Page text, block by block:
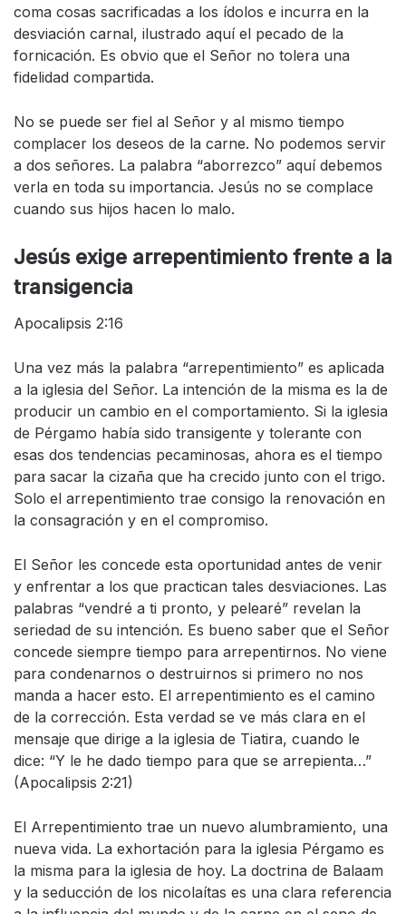
coma cosas sacrificadas a los ídolos e incurra en la
desviación carnal, ilustrado aquí el pecado de la
fornicación. Es obvio que el Señor no tolera una
fidelidad compartida.
No se puede ser fiel al Señor y al mismo tiempo
complacer los deseos de la carne. No podemos servir
a dos señores. La palabra “aborrezco” aquí debemos
verla en toda su importancia. Jesús no se complace
cuando sus hijos hacen lo malo.
Jesús exige arrepentimiento frente a la
transigencia
Apocalipsis 2:16
Una vez más la palabra “arrepentimiento” es aplicada
a la iglesia del Señor. La intención de la misma es la de
producir un cambio en el comportamiento. Si la iglesia
de Pérgamo había sido transigente y tolerante con
esas dos tendencias pecaminosas, ahora es el tiempo
para sacar la cizaña que ha crecido junto con el trigo.
Solo el arrepentimiento trae consigo la renovación en
la consagración y en el compromiso.
El Señor les concede esta oportunidad antes de venir
y enfrentar a los que practican tales desviaciones. Las
palabras “vendré a ti pronto, y pelearé” revelan la
seriedad de su intención. Es bueno saber que el Señor
concede siempre tiempo para arrepentirnos. No viene
para condenarnos o destruirnos si primero no nos
manda a hacer esto. El arrepentimiento es el camino
de la corrección. Esta verdad se ve más clara en el
mensaje que dirige a la iglesia de Tiatira, cuando le
dice: “Y le he dado tiempo para que se arrepienta…”
(Apocalipsis 2:21)
El Arrepentimiento trae un nuevo alumbramiento, una
nueva vida. La exhortación para la iglesia Pérgamo es
la misma para la iglesia de hoy. La doctrina de Balaam
y la seducción de los nicolaítas es una clara referencia